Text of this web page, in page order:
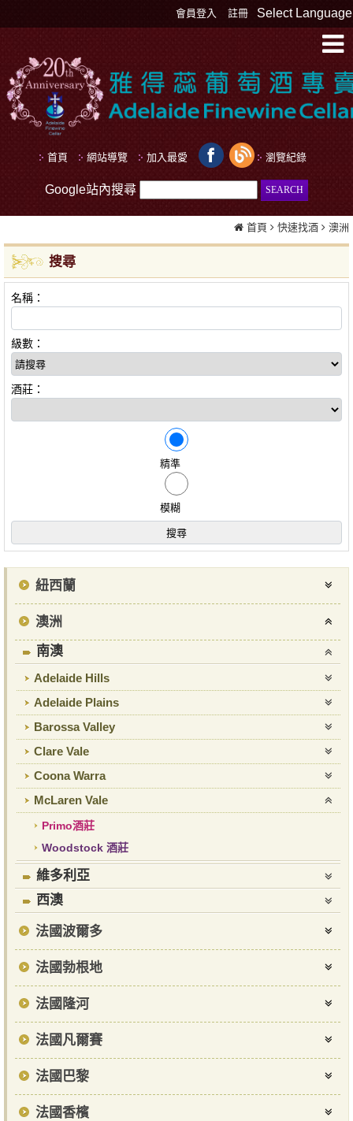
Select Language
會員登入 註冊
首頁 網站導覽 加入最愛 瀏覽紀錄
Google站內搜尋
首頁 快速找酒 澳洲
搜尋
名稱：
級數：
酒莊：
精準
模糊
紐西蘭
澳洲
南澳
Adelaide Hills
Adelaide Plains
Barossa Valley
Clare Vale
Coona Warra
McLaren Vale
Primo酒莊
Woodstock 酒莊
維多利亞
西澳
法國波爾多
法國勃根地
法國隆河
法國凡爾賽
法國巴黎
法國香檳